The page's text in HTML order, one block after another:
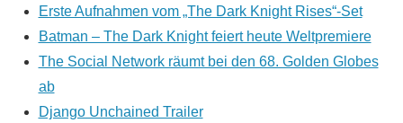
Erste Aufnahmen vom „The Dark Knight Rises“-Set
Batman – The Dark Knight feiert heute Weltpremiere
The Social Network räumt bei den 68. Golden Globes
ab
Django Unchained Trailer